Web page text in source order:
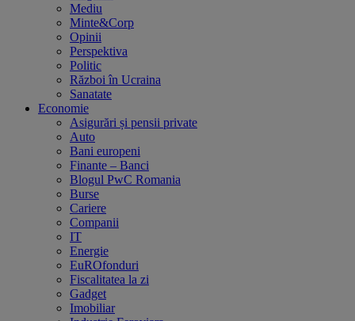
Mediu
Minte&Corp
Opinii
Perspektiva
Politic
Război în Ucraina
Sanatate
Economie
Asigurări și pensii private
Auto
Bani europeni
Finante – Banci
Blogul PwC Romania
Burse
Cariere
Companii
IT
Energie
EuROfonduri
Fiscalitatea la zi
Gadget
Imobiliar